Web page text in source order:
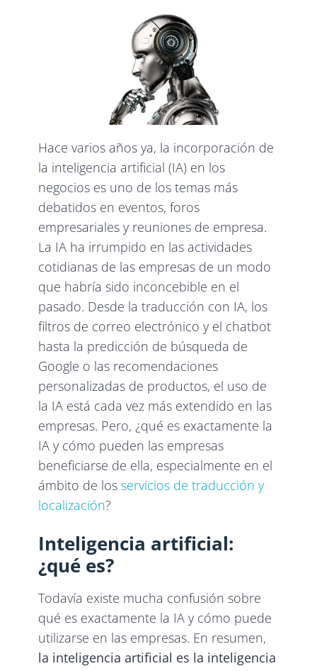
Hace varios años ya, la incorporación de
la inteligencia artificial (IA) en los
negocios es uno de los temas más
debatidos en eventos, foros
empresariales y reuniones de empresa.
La IA ha irrumpido en las actividades
cotidianas de las empresas de un modo
que habría sido inconcebible en el
pasado. Desde la traducción con IA, los
filtros de correo electrónico y el chatbot
hasta la predicción de búsqueda de
Google o las recomendaciones
personalizadas de productos, el uso de
la IA está cada vez más extendido en las
empresas. Pero, ¿qué es exactamente la
IA y cómo pueden las empresas
beneficiarse de ella, especialmente en el
ámbito de los servicios de traducción y
localización?
Inteligencia artificial:
¿qué es?
Todavía existe mucha confusión sobre
qué es exactamente la IA y cómo puede
utilizarse en las empresas. En resumen,
la inteligencia artificial es la inteligencia